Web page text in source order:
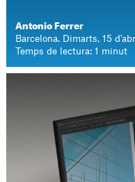
Antonio Ferrer
Barcelona. Dimarts, 15
Temps de lectura: 1 minut